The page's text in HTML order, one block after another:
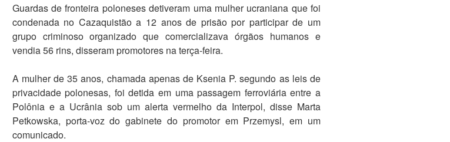
Guardas de fronteira poloneses detiveram uma mulher ucraniana que foi
condenada no Cazaquistão a 12 anos de prisão por participar de um
grupo criminoso organizado que comercializava órgãos humanos e
vendia 56 rins, disseram promotores na terça-feira.
A mulher de 35 anos, chamada apenas de Ksenia P. segundo as leis de
privacidade polonesas, foi detida em uma passagem ferroviária entre a
Polônia e a Ucrânia sob um alerta vermelho da Interpol, disse Marta
Petkowska, porta-voz do gabinete do promotor em Przemysl, em um
comunicado.